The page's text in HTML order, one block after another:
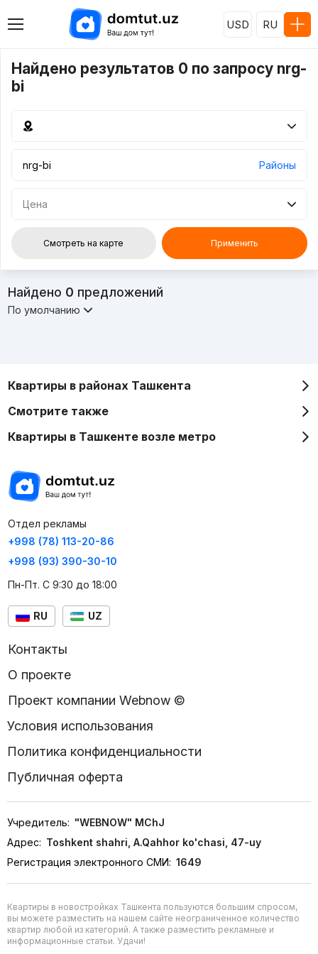
USD RU
Найдено результатов 0 по запросу nrg-
bi
Районы
Цена
Смотреть на карте Применить
Найдено 0 предложений
По умолчанию
Квартиры в районах Ташкента
Смотрите также
Квартиры в Ташкенте возле метро
Отдел рекламы
+998 (78) 113-20-86
+998 (93) 390-30-10
Пн-Пт. С 9:30 до 18:00
RU UZ
Контакты
О проекте
Проект компании Webnow ©
Условия использования
Политика конфиденциальности
Публичная оферта
Учредитель: "WEBNOW" MChJ
Адрес: Toshkent shahri, A.Qahhor ko'chasi, 47-uy
Регистрация электронного СМИ: 1649
Квартиры в новостройках Ташкента пользуются большим спросом,
вы можете разместить на нашем сайте неограниченное количество
квартир любой из категорий. А также разместить рекламные и
информационные статьи. Удачи!